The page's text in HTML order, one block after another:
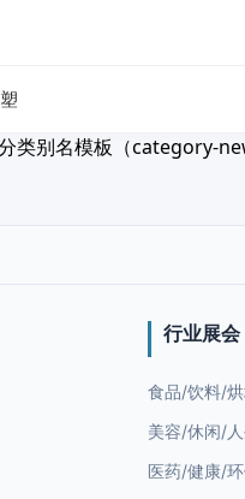
类别名模板（
行业展会
食品/饮料/
美容/休闲/
医药/健康/